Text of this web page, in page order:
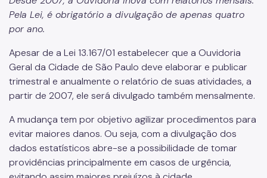
Programa de Acreditação, Integridade e Qualidade da
Rede de Ouvidorias SUS
Marco Legal, Contexto de Criação e Instâncias
Processo de Acreditação
Rede INFO
Pela Lei, é obrigatório a divulgação de apenas quatro
por ano.
Apesar de a Lei 13.167/01 estabelecer que a Ouvidoria
Geral da Cidade de São Paulo deve elaborar e publicar
trimestral e anualmente o relatório de suas atividades, a
partir de 2007, ele será divulgado também mensalmente.
A mudança tem por objetivo agilizar procedimentos para
evitar maiores danos. Ou seja, com a divulgação dos
dados estatísticos abre-se a possibilidade de tomar
providências principalmente em casos de urgência,